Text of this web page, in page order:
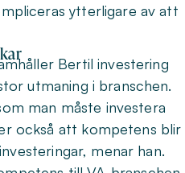
ytterligare av att
Bertil investering
utmaning i branschen.
man måste investera
också att kompetens blir
menar han.